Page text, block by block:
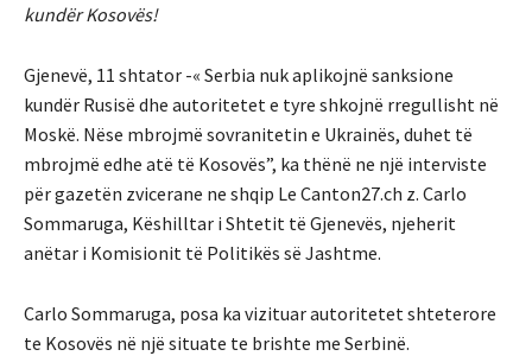
kundër Kosovës!
Gjenevë, 11 shtator -« Serbia nuk aplikojnë sanksione
kundër Rusisë dhe autoritetet e tyre shkojnë rregullisht në
Moskë. Nëse mbrojmë sovranitetin e Ukrainës, duhet të
mbrojmë edhe atë të Kosovës”, ka thënë ne një interviste
për gazetën zvicerane ne shqip Le Canton27.ch z. Carlo
Sommaruga, Këshilltar i Shtetit të Gjenevës, njeherit
anëtar i Komisionit të Politikës së Jashtme.
Carlo Sommaruga, posa ka vizituar autoritetet shteterore
te Kosovës në një situate te brishte me Serbinë.